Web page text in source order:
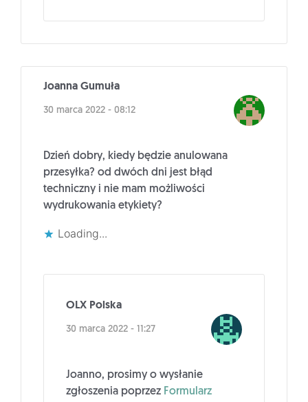
Joanna Gumuła
30 marca 2022 - 08:12
Dzień dobry, kiedy będzie anulowana
przesyłka? od dwóch dni jest błąd
techniczny i nie mam możliwości
wydrukowania etykiety?
Loading...
OLX Polska
30 marca 2022 - 11:27
Joanno, prosimy o wysłanie
zgłoszenia poprzez Formularz